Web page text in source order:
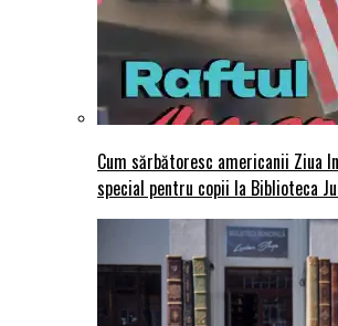
Cum sărbătoresc americanii Ziua
special pentru copii la Biblioteca